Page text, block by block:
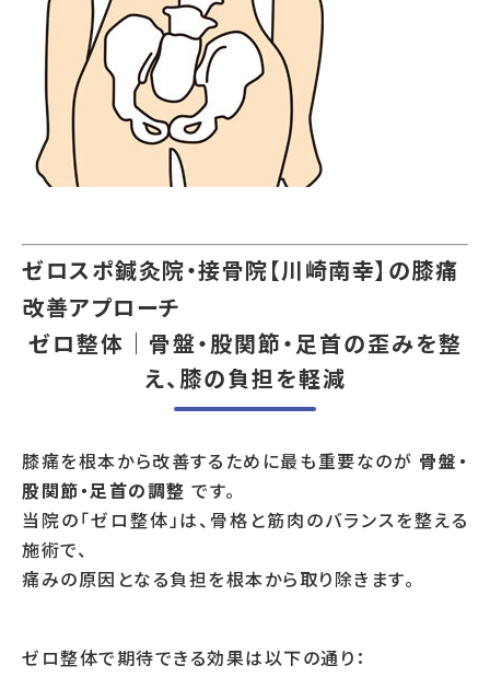
ゼロスポ鍼灸院・接骨院【川崎南幸】の膝痛
改善アプローチ
ゼロ整体｜骨盤・股関節・足首の歪みを整
え、膝の負担を軽減
膝痛を根本から改善するために最も重要なのが 骨盤・
股関節・足首の調整 です。
当院の「ゼロ整体」は、骨格と筋肉のバランスを整える
施術で、
痛みの原因となる負担を根本から取り除きます。
ゼロ整体で期待できる効果は以下の通り：